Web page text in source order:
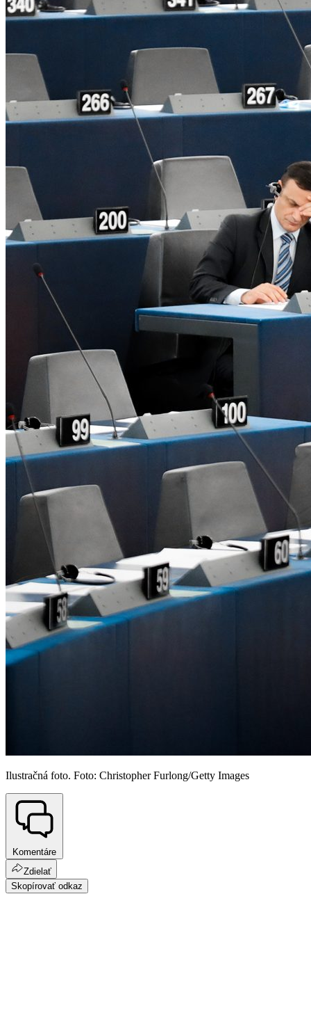
Ilustračná foto. Foto: Christopher Furlong/Getty Images
Komentáre
Zdielať
Skopírovať odkaz